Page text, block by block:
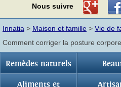
Nous suivre
Innatia > Maison et famille > Vie de
Comment corriger la posture
Remèdes naturels
Aliments et